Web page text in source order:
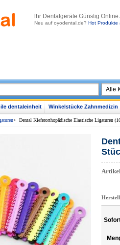
lhr Dentalgeräte Günstig
Neu auf oyodental.de? Hot Produkte
dentaleinheit Winkelstücke Zahnmedizin
> Dental Kieferorthopädische Elastische Ligaturen